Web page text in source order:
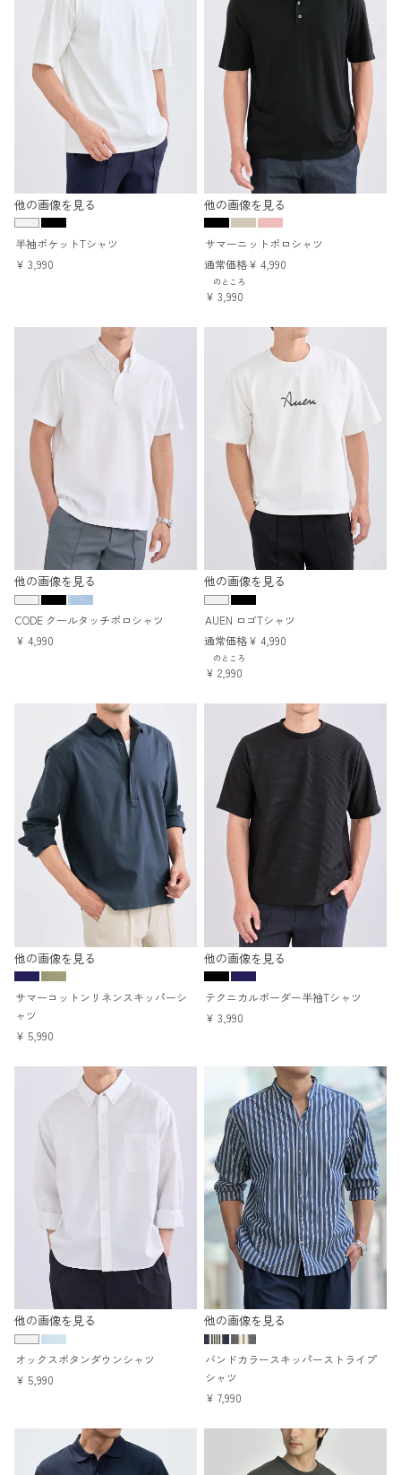
他の画像を見る
半袖ポケットTシャツ
¥ 3,990
他の画像を見る
サマーニットポロシャツ
通常価格¥ 4,990
のところ
¥ 3,990
他の画像を見る
CODE クールタッチポロシャツ
¥ 4,990
他の画像を見る
AUEN ロゴTシャツ
通常価格¥ 4,990
のところ
¥ 2,990
他の画像を見る
サマーコットンリネンスキッパーシ
ャツ
¥ 5,990
他の画像を見る
テクニカルボーダー半袖Tシャツ
¥ 3,990
他の画像を見る
オックスボタンダウンシャツ
¥ 5,990
他の画像を見る
バンドカラースキッパーストライプ
シャツ
¥ 7,990